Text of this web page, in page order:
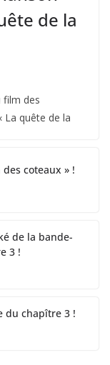
de la
film des
La quête de la
coteaux » !
de la bande-
3 !
du chapître 3 !